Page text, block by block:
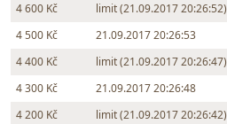
4 600 Kč
limit (21.09.2017 20:26:52)
4 500 Kč
21.09.2017 20:26:53
4 400 Kč
limit (21.09.2017 20:26:47)
4 300 Kč
21.09.2017 20:26:48
4 200 Kč
limit (21.09.2017 20:26:42)